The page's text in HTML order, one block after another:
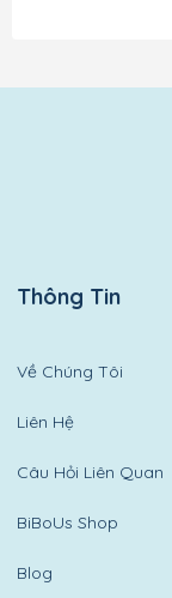
Thông Tin
Về Chúng Tôi
Liên Hệ
Câu Hỏi Liên Quan
BiBoUs Shop
Blog